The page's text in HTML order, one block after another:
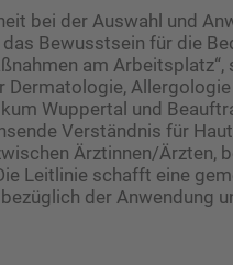
bei der Auswahl und
Bewusstsein für die
am Arbeitsplatz“,
Dermatologie, Allergologie
Wuppertal und
Verständnis für
Ärztinnen/Ärzten,
Leitlinie schafft eine
der Anwendung